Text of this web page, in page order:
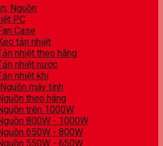
Nguồn
PC
Case
tản nhiệt
nhiệt theo hãng
nhiệt nước
nhiệt khí
máy tính
theo hãng
trên 1000W
800W - 1000W
650W - 800W
550W - 650W